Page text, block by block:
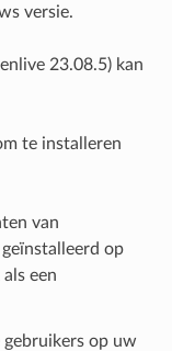
versie.
23.08.5) kan
te installeren
van
op
een
gebruikers op uw